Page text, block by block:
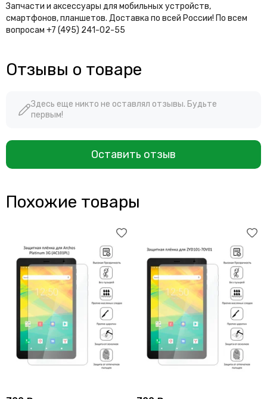
Запчасти и аксессуары для мобильных устройств,
смартфонов, планшетов. Доставка по всей России! По всем
вопросам +7 (495) 241-02-55
Отзывы о товаре
Здесь еще никто не оставлял отзывы. Будьте
первым!
Оставить отзыв
Похожие товары